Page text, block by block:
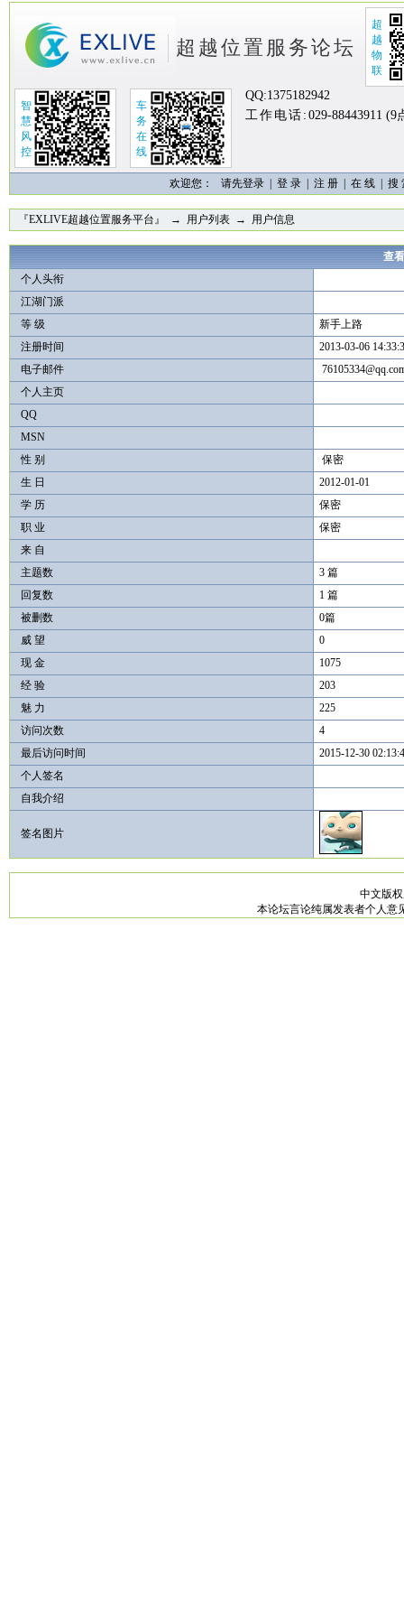
超越位置服务论坛
超
越
物
联
智
慧
风
控
车
务
在
线
QQ:1375182942
工作电话: 029-88443911 (9
欢迎您： 请先登录 | 登 录 注 册 在 线 搜
『EXLIVE超越位置服务平台』 → 用户列表→ 用户信息
查
个人头衔
江湖门派
等 级
新手上路
注册时间
2013-03-06
电子邮件
个人主页
QQ
MSN
性 别
保密
生 日
2012-01-01
学 历
保密
职 业
保密
来 自
主题数
3 篇
回复数
1 篇
被删数
0篇
威 望
0
现 金
1075
经 验
203
魅 力
225
访问次数
4
最后访问时间
2015-12-30
个人签名
自我介绍
签名图片
中文版
本论坛言论纯属发表者个人意